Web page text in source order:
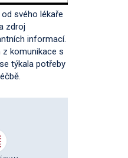
svého lékaře
zdroj
informací.
z komunikace s
týkala potřeby